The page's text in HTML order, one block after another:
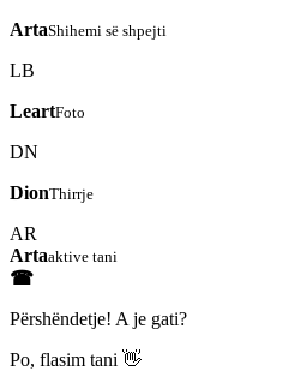
ArtaShihemi së shpejti
LB
LeartFoto
DN
DionThirrje
AR
Artaaktive tani
☎
Përshëndetje! A je gati?
Po, flasim tani 👋